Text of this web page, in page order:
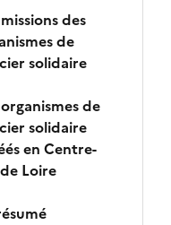
des
de
solidaire
de
solidaire
en Centre-
Loire